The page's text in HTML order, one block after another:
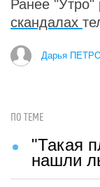
Ранее "Утро"
скандалах
Дарья
ПО ТЕМЕ
"Такая
нашли